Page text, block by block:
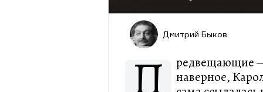
Дмитрий Быков
П
редвещающие
наверное,